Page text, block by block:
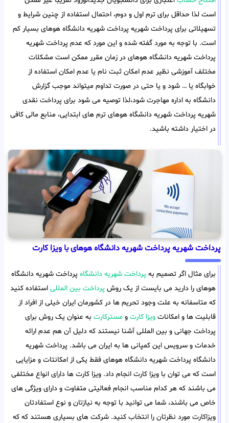
است لذا حداقل برای ترم اول و دوم، احتمال استفاده از چنین شرایط و
تسهیلاتی برای پرداخت شهریه پرداخت شهریه دانشگاه هوهای بسیار کم
است. با توجه به مورد گفته شده و این مورد که عدم پرداخت شهریه
پرداخت شهریه دانشگاه هوهای در زمان مقرر ممکن است مشکلات
مختلف آموزشی نظیر عدم امکان ثبت نام یا عدم امکان استفاده از
خوابگاه یا … شود و یا حتی در صورت تداوم میتواند موجب گزارش
دانشگاه به اداره مهاجرت شود،لذا توصیه می شود برای پرداخت نقدی
شهریه پرداخت شهریه دانشگاه هوهای ترم های ابتدایی، منابع مالی کافی
در اختیار داشته باشید.
پرداخت شهریه پرداخت شهریه دانشگاه هوهای با ویزا کارت
برای مثال اگر تصمیم به پرداخت شهریه دانشگاه پرداخت شهریه دانشگاه
هوهای را دارید می بایست از یک روش پرداخت بین المللی استفاده کنید
که متاسفانه به علت وجود تحریم ها در کشورمان ایران خیلی از افراد از
قابلیت ها و امکانات ویزا کارت و مسترکارت به عنوان یک روش برای
پرداخت جهانی و بین المللی آشنا نیستند که دلیل آن هم عدم ارائه
خدمات و سرویس این کمپانی ها به ایران می باشد. پرداخت شهریه
دانشگاه پرداخت شهریه دانشگاه هوهای فقط یکی از امکانتات و مزایایی
است که می توان با ویزا کارت انجام داد. ویزا کارت ها دارای انواع مختلفی
می باشند که هر کدام مناسب انجام فعالیتی متفاوت و دارای ویژگی های
خاص می باشند، شما می توانید با توجه به نیازتان و نوع استفادتان
ویزاکارت مورد نظرتان را انتخاب کنید. شرکت های بسیاری هستند که که